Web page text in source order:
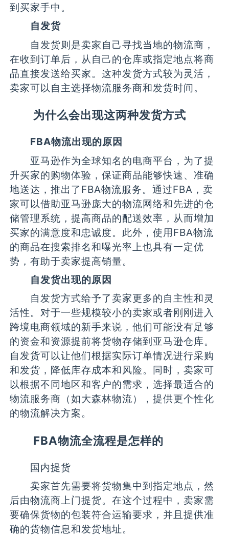
到买家手中。
自发货
自发货则是卖家自己寻找当地的物流商，
在收到订单后，从自己的仓库或指定地点将商
品直接发送给买家。这种发货方式较为灵活，
卖家可以自主选择物流服务商和发货时间。
为什么会出现这两种发货方式
FBA物流出现的原因
亚马逊作为全球知名的电商平台，为了提
升买家的购物体验，保证商品能够快速、准确
地送达，推出了FBA物流服务。通过FBA，卖
家可以借助亚马逊庞大的物流网络和先进的仓
储管理系统，提高商品的配送效率，从而增加
买家的满意度和忠诚度。此外，使用FBA物流
的商品在搜索排名和曝光率上也具有一定优
势，有助于卖家提高销量。
自发货出现的原因
自发货方式给予了卖家更多的自主性和灵
活性。对于一些规模较小的卖家或者刚刚进入
跨境电商领域的新手来说，他们可能没有足够
的资金和资源提前将货物存储到亚马逊仓库。
自发货可以让他们根据实际订单情况进行采购
和发货，降低库存成本和风险。同时，卖家可
以根据不同地区和客户的需求，选择最适合的
物流服务商（如大森林物流），提供更个性化
的物流解决方案。
FBA物流全流程是怎样的
国内提货
卖家首先需要将货物集中到指定地点，然
后由物流商上门提货。在这个过程中，卖家需
要确保货物的包装符合运输要求，并且提供准
确的货物信息和发货地址。